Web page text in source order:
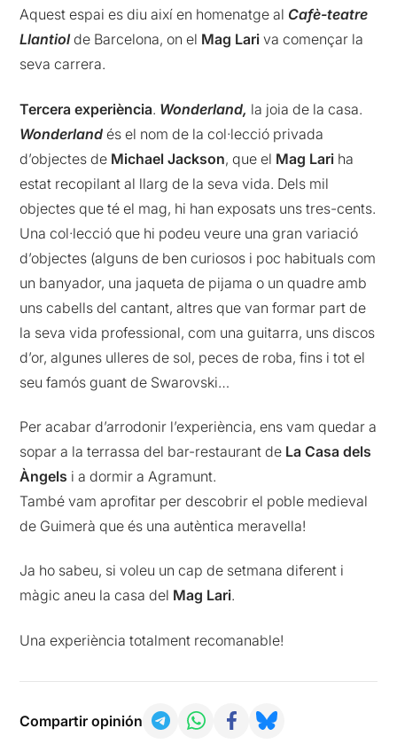
Aquest espai es diu així en homenatge al Cafè-teatre
Llantiolde Barcelona, on el Mag Lari va començar la
seva carrera.
Tercera experiència. Wonderland, la joia de la casa.
Wonderland és el nom de la col·lecció privada
d’objectes de Michael Jackson, que el Mag Lari ha
estat recopilant al llarg de la seva vida. Dels mil
objectes que té el mag, hi han exposats uns tres-cents.
Una col·lecció que hi podeu veure una gran variació
d’objectes (alguns de ben curiosos i poc habituals com
un banyador, una jaqueta de pijama o un quadre amb
uns cabells del cantant, altres que van formar part de
la seva vida professional, com una guitarra, uns discos
d’or, algunes ulleres de sol, peces de roba, fins i tot el
seu famós guant de Swarovski…
Per acabar d’arrodonir l’experiència, ens vam quedar a
sopar a la terrassa del bar-restaurant de La Casa dels
Àngels i a dormir a Agramunt.
També vam aprofitar per descobrir el poble medieval
de Guimerà que és una autèntica meravella!
Ja ho sabeu, si voleu un cap de setmana diferent i
màgic aneu la casa del Mag Lari.
Una experiència totalment recomanable!
Compartir opinión